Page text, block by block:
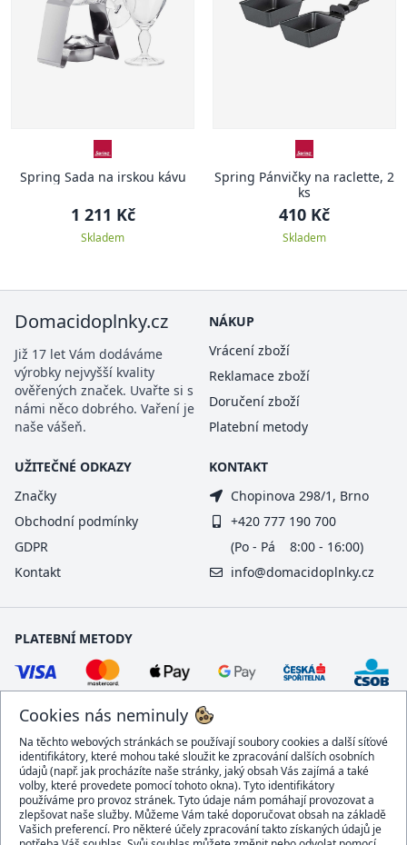
Spring Sada na irskou kávu
1 211 Kč
Skladem
Spring Pánvičky na raclette, 2
ks
410 Kč
Skladem
Cookies nás neminuly
Na těchto webových stránkách se používají soubory cookies a další síťové
identifikátory, které mohou také sloužit ke zpracování dalších osobních
údajů (např. jak procházíte naše stránky, jaký obsah Vás zajímá a také
volby, které provedete pomocí tohoto okna). Tyto identifikátory
používáme pro provoz stránek. Tyto údaje nám pomáhají provozovat a
zlepšovat naše služby. Můžeme Vám také doporučovat obsah na základě
Vašich preferencí. Pro některé účely zpracování takto získaných údajů je
Domacidoplnky.cz
Již 17 let Vám dodáváme
výrobky nejvyšší kvality
ověřených značek. Uvařte si s
námi něco dobrého. Vaření je
naše vášeň.
NÁKUP
Vrácení zboží
Reklamace zboží
Doručení zboží
Platební metody
UŽITEČNÉ ODKAZY
Značky
Obchodní podmínky
GDPR
Kontakt
KONTAKT
Chopinova 298/1, Brno
+420 777 190 700
(Po - Pá 8:00 - 16:00)
info@domacidoplnky.cz
PLATEBNÍ METODY
DOPRAVCI